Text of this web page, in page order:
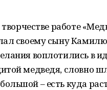
работе
своему сыну Камилю
воплотились в
медведя, словно
– есть куда